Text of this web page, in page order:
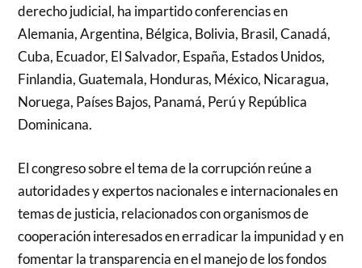
derecho judicial, ha impartido conferencias en
Alemania, Argentina, Bélgica, Bolivia, Brasil, Canadá,
Cuba, Ecuador, El Salvador, España, Estados Unidos,
Finlandia, Guatemala, Honduras, México, Nicaragua,
Noruega, Países Bajos, Panamá, Perú y República
Dominicana.
El congreso sobre el tema de la corrupción reúne a
autoridades y expertos nacionales e internacionales en
temas de justicia, relacionados con organismos de
cooperación interesados en erradicar la impunidad y en
fomentar la transparencia en el manejo de los fondos